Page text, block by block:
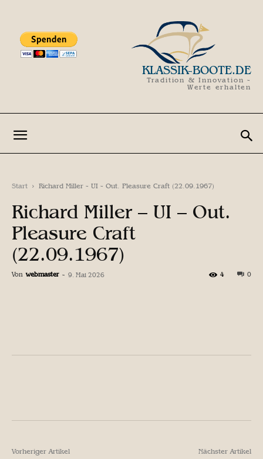
KLASSIK-BOOTE.DE
Tradition & Innovation -
Werte erhalten
Start Richard Miller - UI - Out. Pleasure Craft (22.09.1967)
Richard Miller – UI – Out.
Pleasure Craft
(22.09.1967)
Von webmaster - 9. Mai 2026 0
4
Vorheriger Artikel Nächster Artikel